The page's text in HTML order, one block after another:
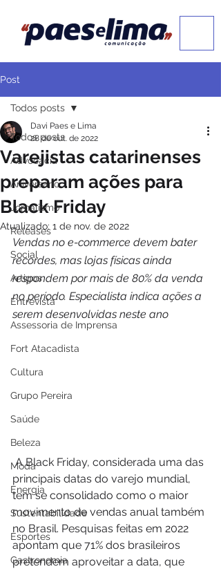
Post
Todos posts
Advocacia
Aniversário
Jornalismo
Releases
Social
Artigos
Entrevista
Assessoria de Imprensa
Fort Atacadista
Cultura
Grupo Pereira
Saúde
Beleza
Moda
Energia
Sustentabilidade
Esportes
Gastronomia
Todos posts
Varejistas catarinenses
preparam ações para
Black Friday
Davi Paes e Lima
28 de out. de 2022
Atualizado: 1 de nov. de 2022
Vendas no e-commerce devem bater
recordes, mas lojas físicas ainda
respondem por mais de 80% da venda
no período. Especialista indica ações a
serem desenvolvidas neste ano
A Black Friday, considerada uma das
principais datas do varejo mundial,
tem se consolidado como o maior
movimento de vendas anual também
no Brasil. Pesquisas feitas em 2022
apontam que 71% dos brasileiros
pretendem aproveitar a data, que